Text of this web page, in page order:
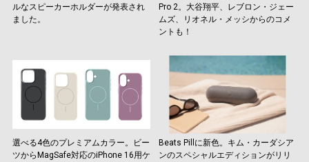
ルなスピーカーホルダーが発表され
ました。
Pro 2。大谷翔平、レブロン・ジェー
ムズ、リオネル・メッシからのコメ
ントも！
選べる4色のプレミアムカラー。ビー
ツからMagSafe対応のiPhone 16用ケ
Beats Pillに新色。キム・カーダシア
ンのスペシャルエディションがリリ